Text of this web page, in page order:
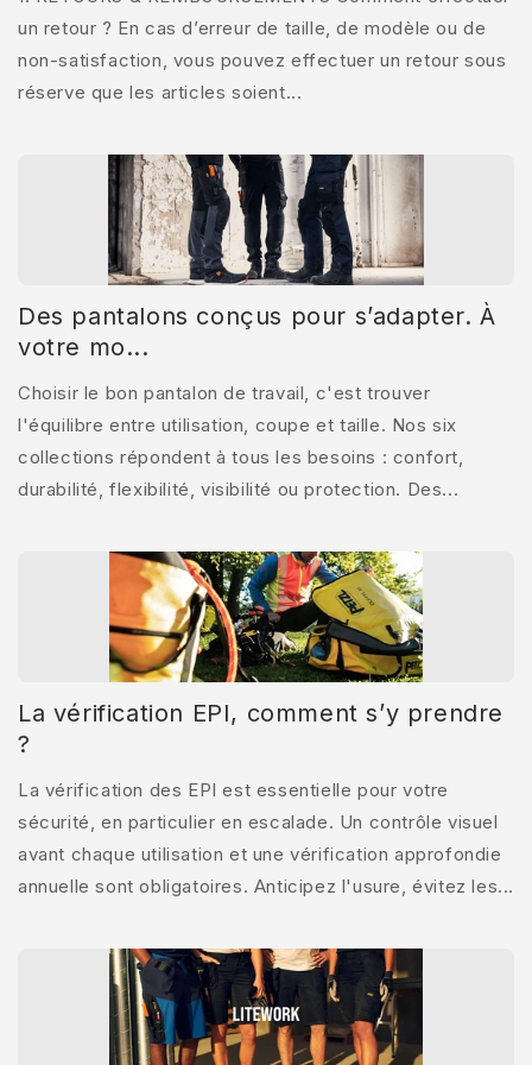
un retour ? En cas d’erreur de taille, de modèle ou de
non-satisfaction, vous pouvez effectuer un retour sous
réserve que les articles soient...
Des pantalons conçus pour s’adapter. À
votre mo...
Choisir le bon pantalon de travail, c'est trouver
l'équilibre entre utilisation, coupe et taille. Nos six
collections répondent à tous les besoins : confort,
durabilité, flexibilité, visibilité ou protection. Des...
La vérification EPI, comment s’y prendre
?
La vérification des EPI est essentielle pour votre
sécurité, en particulier en escalade. Un contrôle visuel
avant chaque utilisation et une vérification approfondie
annuelle sont obligatoires. Anticipez l'usure, évitez les...